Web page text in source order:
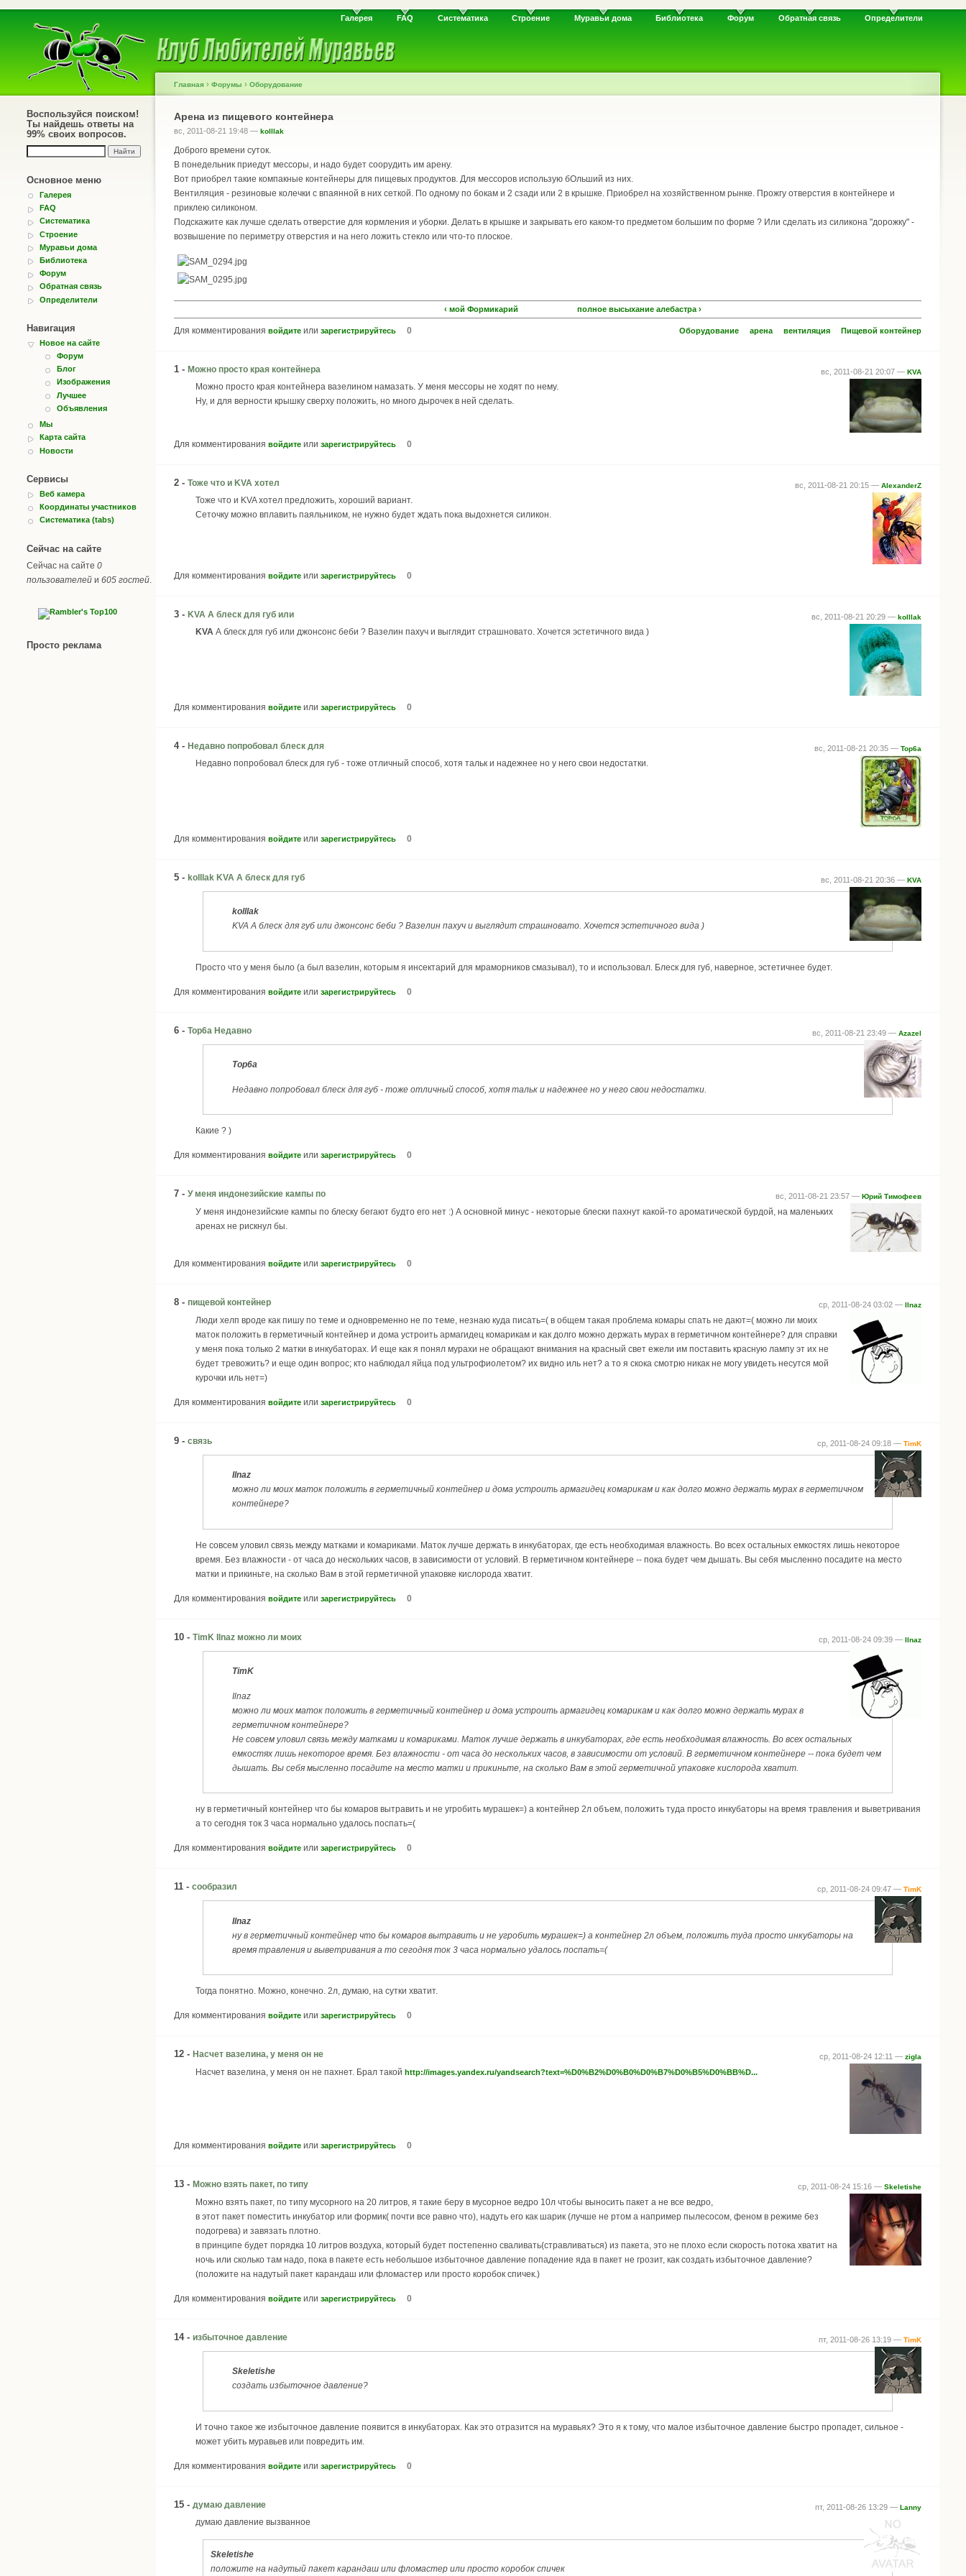
Галерея FAQ Систематика Строение Муравьи дома Библиотека Форум Обратная связь Определители
Воспользуйся поиском!
Ты найдешь ответы на
99% своих вопросов.
Основное меню
Галерея
FAQ
Систематика
Строение
Муравьи дома
Библиотека
Форум
Обратная связь
Определители
Навигация
Новое на сайте
Форум
Блог
Изображения
Лучшее
Объявления
Мы
Карта сайта
Новости
Сервисы
Веб камера
Координаты участников
Систематика (tabs)
Сейчас на сайте
Сейчас на сайте 0
пользователей и 605 гостей
Просто реклама
Главная › Форумы › Оборудование
Арена из пищевого контейнера
вс, 2011-08-21 19:48 — kolllak
Доброго времени суток.
В понедельник приедут мессоры, и надо будет соорудить им арену.
Вот приобрел такие компакные контейнеры для пищевых продуктов. Для мессоров использую бОльший из них.
Вентиляция - резиновые колечки с впаянной в них сеткой. По одному по бокам и 2 сзади или 2 в крышке. Приобрел на хозяйственном рынке. Прожгу отверстия в контейнере и
приклею силиконом.
Подскажите как лучше сделать отверстие для кормления и уборки. Делать в крышке и закрывать его каком-то предметом большим по форме ? Или сделать из силикона "дорожку" -
возвышение по периметру отверстия и на него ложить стекло или что-то плоское.
‹ мой Формикарий полное высыхание алебастра ›
Оборудование арена вентиляция Пищевой контейнер
Для комментирования войдите или зарегистрируйтесь 0
вс, 2011-08-21 20:07 — KVA
1 - Можно просто края контейнера
Можно просто края контейнера вазелином намазать. У меня мессоры не ходят по нему.
Ну, и для верности крышку сверху положить, но много дырочек в ней сделать.
Для комментирования войдите или зарегистрируйтесь 0
вс, 2011-08-21 20:15 — AlexanderZ
2 - Тоже что и KVA хотел
Тоже что и KVA хотел предложить, хороший вариант.
Сеточку можно вплавить паяльником, не нужно будет ждать пока выдохнется силикон.
Для комментирования войдите или зарегистрируйтесь 0
вс, 2011-08-21 20:29 — kolllak
3 - KVA А блеск для губ или
KVA А блеск для губ или джонсонс беби ? Вазелин пахуч и выглядит страшновато. Хочется эстетичного вида )
Для комментирования войдите или зарегистрируйтесь 0
вс, 2011-08-21 20:35 — Top6a
4 - Недавно попробовал блеск для
Недавно попробовал блеск для губ - тоже отличный способ, хотя тальк и надежнее но у него свои недостатки.
Для комментирования войдите или зарегистрируйтесь 0
вс, 2011-08-21 20:36 — KVA
5 - kolllak KVA А блеск для губ
kolllak
KVA А блеск для губ или джонсонс беби ? Вазелин пахуч и выглядит страшновато. Хочется эстетичного вида )
Просто что у меня было (а был вазелин, которым я инсектарий для мраморников смазывал), то и использовал. Блеск для губ, наверное, эстетичнее будет.
Для комментирования войдите или зарегистрируйтесь 0
вс, 2011-08-21 23:49 — Azazel
6 - Top6a Недавно
Top6a
Недавно попробовал блеск для губ - тоже отличный способ, хотя тальк и надежнее но у него свои недостатки.
Какие ? )
Для комментирования войдите или зарегистрируйтесь 0
вс, 2011-08-21 23:57 — Юрий Тимофеев
7 - У меня индонезийские кампы по
У меня индонезийские кампы по блеску бегают будто его нет :) А основной минус - некоторые блески пахнут какой-то ароматической бурдой, на маленьких
аренах не рискнул бы.
Для комментирования войдите или зарегистрируйтесь 0
ср, 2011-08-24 03:02 — Ilnaz
8 - пищевой контейнер
Люди хелп вроде как пишу по теме и одновременно не по теме, незнаю куда писать=( в общем такая проблема комары спать не дают=( можно ли моих
маток положить в герметичный контейнер и дома устроить армагидец комарикам и как долго можно держать мурах в герметичном контейнере? для справки
у меня пока только 2 матки в инкубаторах. И еще как я понял мурахи не обращают внимания на красный свет ежели им поставить красную лампу эт их не
будет тревожить? и еще один вопрос; кто наблюдал яйца под ультрофиолетом? их видно иль нет? а то я скока смотрю никак не могу увидеть несутся мой
курочки иль нет=)
Для комментирования войдите или зарегистрируйтесь 0
ср, 2011-08-24 09:18 — TimK
9 - связь
Ilnaz
можно ли моих маток положить в герметичный контейнер и дома устроить армагидец комарикам и как долго можно держать мурах в герметичном
контейнере?
Не совсем уловил связь между матками и комариками. Маток лучше держать в инкубаторах, где есть необходимая влажность. Во всех остальных емкостях лишь некоторое
время. Без влажности - от часа до нескольких часов, в зависимости от условий. В герметичном контейнере -- пока будет чем дышать. Вы себя мысленно посадите на место
матки и прикиньте, на сколько Вам в этой герметичной упаковке кислорода хватит.
Для комментирования войдите или зарегистрируйтесь 0
ср, 2011-08-24 09:39 — Ilnaz
10 - TimK Ilnaz можно ли моих
TimK
Ilnaz
можно ли моих маток положить в герметичный контейнер и дома устроить армагидец комарикам и как долго можно держать мурах в
герметичном контейнере?
Не совсем уловил связь между матками и комариками. Маток лучше держать в инкубаторах, где есть необходимая влажность. Во всех остальных
емкостях лишь некоторое время. Без влажности - от часа до нескольких часов, в зависимости от условий. В герметичном контейнере -- пока будет чем
дышать. Вы себя мысленно посадите на место матки и прикиньте, на сколько Вам в этой герметичной упаковке кислорода хватит.
ну в герметичный контейнер что бы комаров вытравить и не угробить мурашек=) а контейнер 2л объем, положить туда просто инкубаторы на время травления и выветривания
а то сегодня ток 3 часа нормально удалось поспать=(
Для комментирования войдите или зарегистрируйтесь 0
ср, 2011-08-24 09:47 — TimK
11 - сообразил
Ilnaz
ну в герметичный контейнер что бы комаров вытравить и не угробить мурашек=) а контейнер 2л объем, положить туда просто инкубаторы на
время травления и выветривания а то сегодня ток 3 часа нормально удалось поспать=(
Тогда понятно. Можно, конечно. 2л, думаю, на сутки хватит.
Для комментирования войдите или зарегистрируйтесь 0
ср, 2011-08-24 12:11 — zigla
12 - Насчет вазелина, у меня он не
Насчет вазелина, у меня он не пахнет. Брал такой http://images.yandex.ru/yandsearch?text=%D0%B2%D0%B0%D0%B7%D0%B5%D0%BB%D...
Для комментирования войдите или зарегистрируйтесь 0
ср, 2011-08-24 15:16 — Skeletishe
13 - Можно взять пакет, по типу
Можно взять пакет, по типу мусорного на 20 литров, я такие беру в мусорное ведро 10л чтобы выносить пакет а не все ведро,
в этот пакет поместить инкубатор или формик( почти все равно что), надуть его как шарик (лучше не ртом а например пылесосом, феном в режиме без
подогрева) и завязать плотно.
в принципе будет порядка 10 литров воздуха, который будет постепенно сваливать(стравливаться) из пакета, это не плохо если скорость потока хватит на
ночь или сколько там надо, пока в пакете есть небольшое избыточное давление попадение яда в пакет не грозит, как создать избыточное давление?
(положите на надутый пакет карандаш или фломастер или просто коробок спичек.)
Для комментирования войдите или зарегистрируйтесь 0
пт, 2011-08-26 13:19 — TimK
14 - избыточное давление
Skeletishe
создать избыточное давление?
И точно такое же избыточное давление появится в инкубаторах. Как это отразится на муравьях? Это я к тому, что малое избыточное давление быстро пропадет, сильное -
может убить муравьев или повредить им.
Для комментирования войдите или зарегистрируйтесь 0
пт, 2011-08-26 13:29 — Lanny
15 - думаю давление
думаю давление вызванное
Skeletishe
положите на надутый пакет карандаш или фломастер или просто коробок спичек